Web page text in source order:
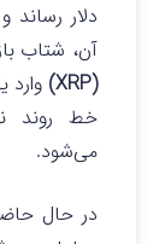
دلار رساند
آن، شتاب
(XRP)
خط روند
می‌شود.
در حال